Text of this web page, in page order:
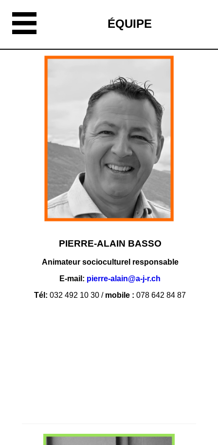
ÉQUIPE
PIERRE-ALAIN BASSO
Animateur socioculturel responsable
E-mail: pierre-alain@a-j-r.ch
Tél: 032 492 10 30 / mobile : 078 642 84 87